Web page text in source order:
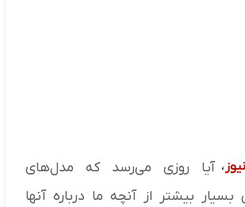
، آیا روزی می‌رسد که مدل‌های
بیشتر از آنچه ما درباره آنها